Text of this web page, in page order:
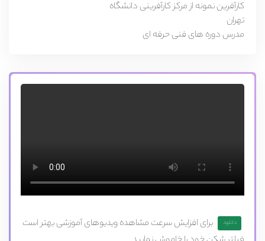
کارآفرین نمونه از مرکز کارآفرینی دانشگاه
تهران
مدرس دوره های فنی حرفه ای
دانلود
برای افزایش سرعت مشاهده ویدیوهای آموزشی بهتر است